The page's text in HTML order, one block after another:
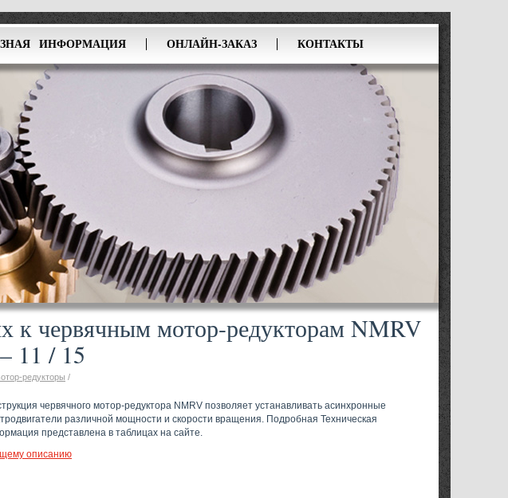
ИНФОРМАЦИЯ ОНЛАЙН-ЗАКАЗ КОНТАКТЫ
червячным мотор-редукторам NMRV
11 / 15
редукторы /
червячного мотор-редуктора NMRV позволяет устанавливать асинхронные
различной мощности и скорости вращения. Подробная Техническая
представлена в таблицах на сайте.
описанию